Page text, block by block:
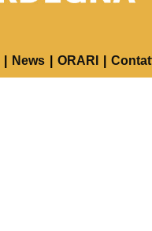
News ORARI